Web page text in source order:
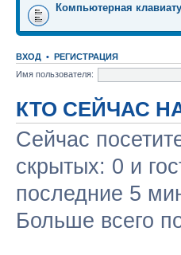
Компьютерная
ВХОД • РЕГИСТРАЦИЯ
Имя пользователя:
КТО СЕЙЧАС
Сейчас
скрытых: 0 и
последние 5
Больше всего